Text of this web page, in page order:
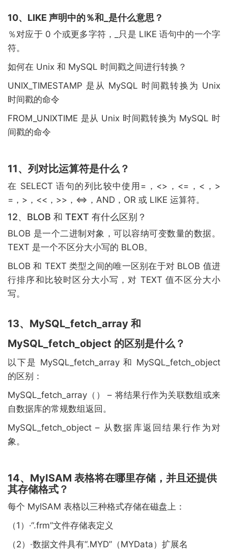
10、LIKE 声明中的％和_是什么意思？
％对应于 0 个或更多字符，_只是 LIKE 语句中的一个字
符。
如何在 Unix 和 MySQL 时间戳之间进行转换？
UNIX_TIMESTAMP 是从 MySQL 时间戳转换为 Unix
时间戳的命令
FROM_UNIXTIME 是从 Unix 时间戳转换为 MySQL 时
间戳的命令
11、列对比运算符是什么？
在 SELECT 语句的列比较中使用=，<>，<=，<，>
=，>，<<，>>，<=>，AND，OR 或 LIKE 运算符。
12、BLOB 和 TEXT 有什么区别？
BLOB 是一个二进制对象，可以容纳可变数量的数据。
TEXT 是一个不区分大小写的 BLOB。
BLOB 和 TEXT 类型之间的唯一区别在于对 BLOB 值进
行排序和比较时区分大小写，对 TEXT 值不区分大小
写。
13、MySQL_fetch_array 和
MySQL_fetch_object 的区别是什么？
以下是 MySQL_fetch_array 和 MySQL_fetch_object
的区别：
MySQL_fetch_array（） – 将结果行作为关联数组或来
自数据库的常规数组返回。
MySQL_fetch_object – 从数据库返回结果行作为对
象。
14、MyISAM 表格将在哪里存储，并且还提供
其存储格式？
每个 MyISAM 表格以三种格式存储在磁盘上：
（1）·“.frm”文件存储表定义
（2）·数据文件具有“.MYD”（MYData）扩展名